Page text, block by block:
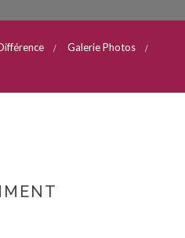
Galerie Photos